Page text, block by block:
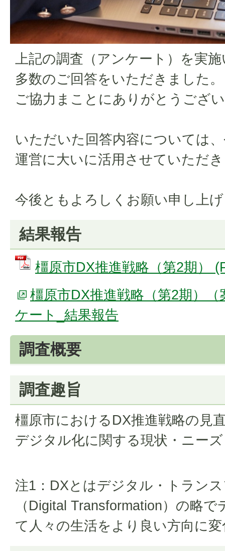
上記の調査（アンケート）を実
多数のご回答をいただきました。
ご協力まことにありがとうござ
いただいた回答内容については
運営に大いに活用させていただ
今後ともよろしくお願い申し上
結果報告
橿原市DX推進戦略（第2期）
橿原市DX推進戦略（第2期）
ケート_結果報告
調査概要
調査趣旨
橿原市におけるDX推進戦略の見
デジタル化に関する現状・ニー
注1：DXとはデジタル・トラン
（Digital Transformation）の略
て人々の生活をより良い方向に